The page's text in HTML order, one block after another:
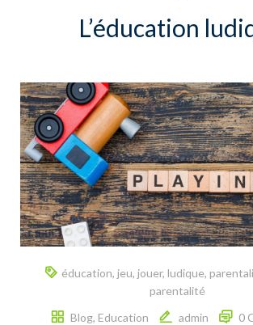
L’éducation
éducation, jeu, jouer, ludique,
parentalité
Blog, Education admin 0